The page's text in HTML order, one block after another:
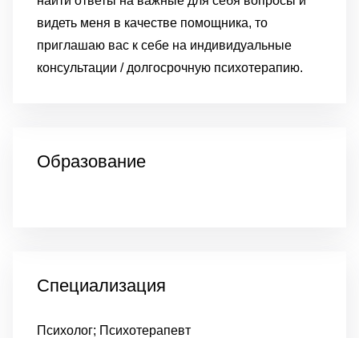
видеть меня в качестве помощника, то
приглашаю вас к себе на индивидуальные
консультации / долгосрочную психотерапию.
Образование
Специализация
Психолог; Психотерапевт